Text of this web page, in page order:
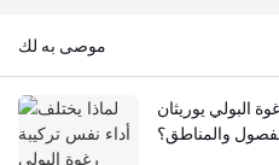
موصى به لك
البولي يوريثان
والمناطق؟